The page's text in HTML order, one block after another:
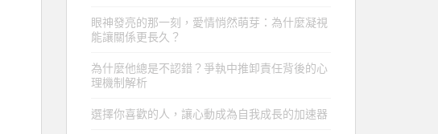
眼神發亮的那一刻，愛情悄然萌芽：為什麼凝視
能讓關係更長久？
為什麼他總是不認錯？爭執中推卸責任背後的心
理機制解析
選擇你喜歡的人，讓心動成為自我成長的加速器